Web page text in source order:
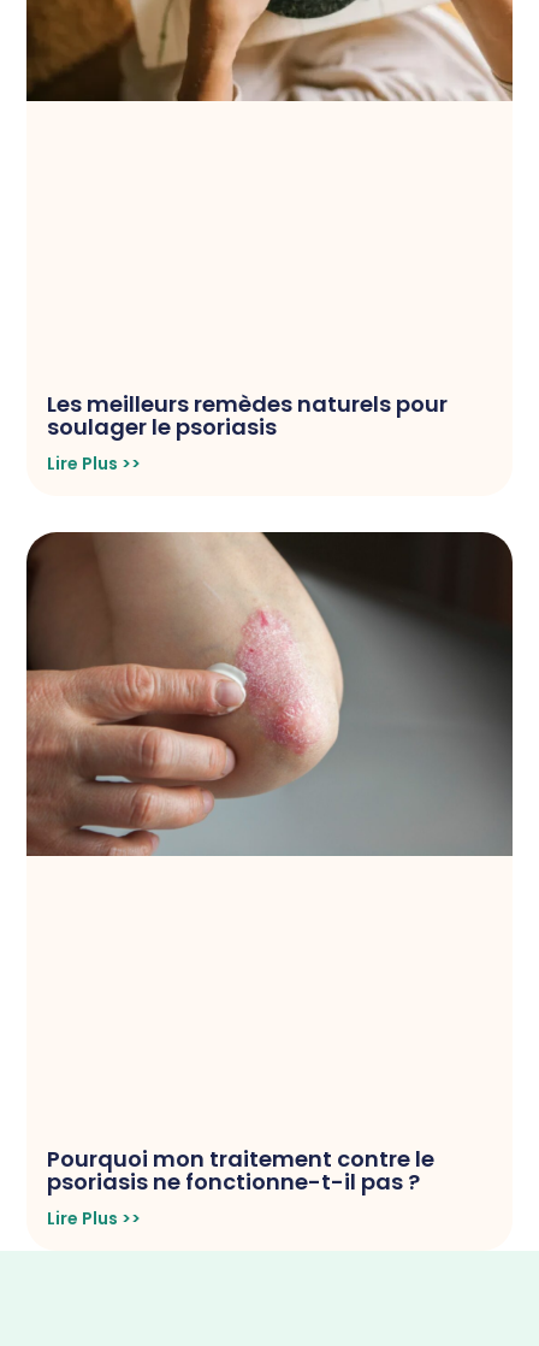
Les meilleurs remèdes naturels pour
soulager le psoriasis
Lire Plus >>
Pourquoi mon traitement contre le
psoriasis ne fonctionne-t-il pas ?
Lire Plus >>